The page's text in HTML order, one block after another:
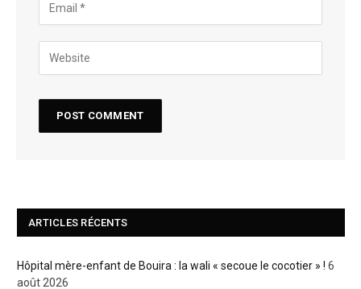
ARTICLES RÉCENTS
Hôpital mère-enfant de Bouira : la wali « secoue le cocotier » ! 6
août 2026